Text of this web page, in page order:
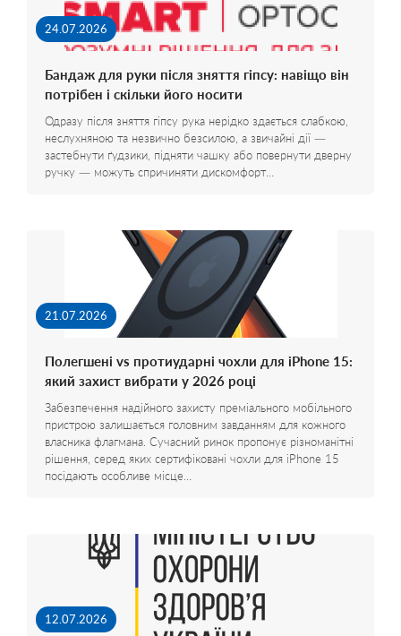
24.07.2026
Бандаж для руки після зняття гіпсу: навіщо він
потрібен і скільки його носити
Одразу після зняття гіпсу рука нерідко здається слабкою,
неслухняною та незвично безсилою, а звичайні дії —
застебнути ґудзики, підняти чашку або повернути дверну
ручку — можуть спричиняти дискомфорт…
21.07.2026
Полегшені vs протиударні чохли для iPhone 15:
який захист вибрати у 2026 році
Забезпечення надійного захисту преміального мобільного
пристрою залишається головним завданням для кожного
власника флагмана. Сучасний ринок пропонує різноманітні
рішення, серед яких сертифіковані чохли для iPhone 15
посідають особливе місце…
12.07.2026